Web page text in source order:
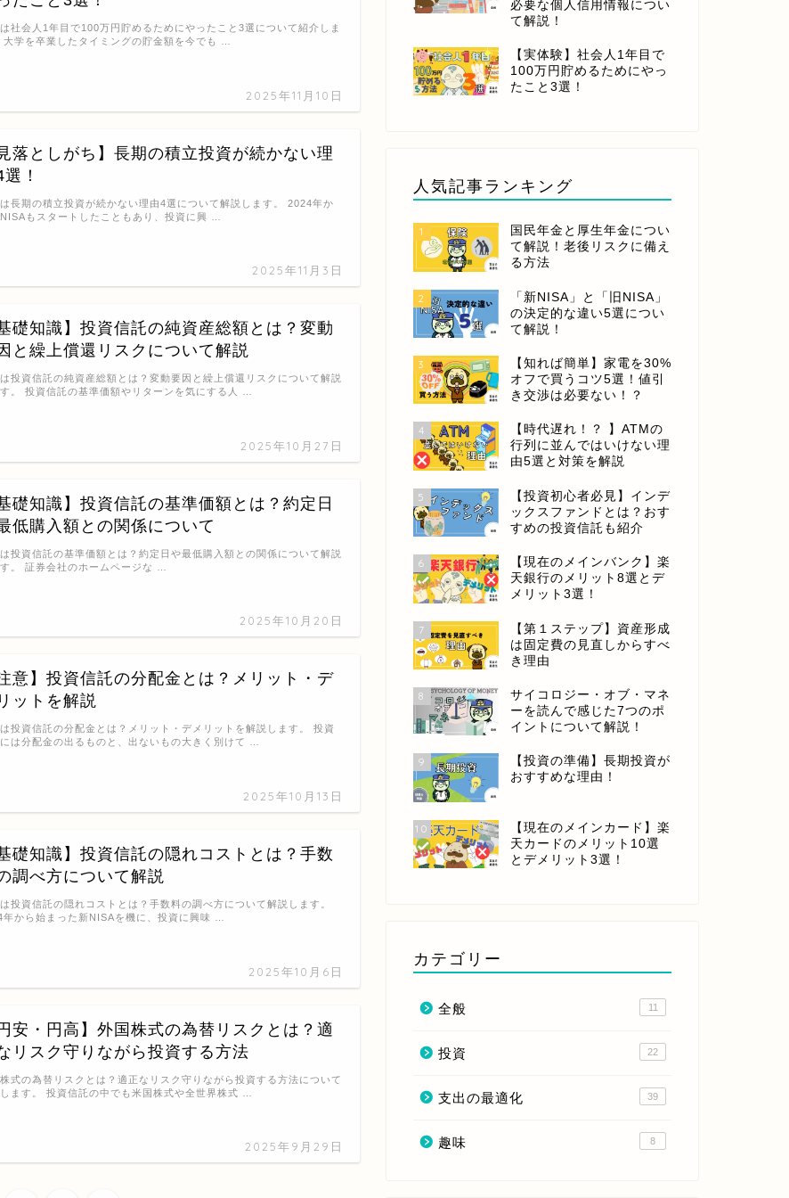
2025年11月10日
社会人1年目で100万円貯めるためにやったこと3選について紹介しま
大学を卒業したタイミングの貯金額を今でも …
見落としがち】長期の積立投資が続かない理
！
2025年11月3日
長期の積立投資が続かない理由4選について解説します。 2024年か
もスタートしたこともあり、投資に興 …
基礎知識】投資信託の純資産総額とは？変動
と繰上償還リスクについて解説
2025年10月27日
投資信託の純資産総額とは？変動要因と繰上償還リスクについて解説
。 投資信託の基準価額やリターンを気にする人 …
基礎知識】投資信託の基準価額とは？約定日
低購入額との関係について
2025年10月20日
投資信託の基準価額とは？約定日や最低購入額との関係について解説
。 証券会社のホームページな …
注意】投資信託の分配金とは？メリット・デ
ットを解説
2025年10月13日
投資信託の分配金とは？メリット・デメリットを解説します。 投資
は分配金の出るものと、出ないもの大きく別けて …
基礎知識】投資信託の隠れコストとは？手数
調べ方について解説
2025年10月6日
投資信託の隠れコストとは？手数料の調べ方について解説します。
年から始まった新NISAを機に、投資に興味 …
円安・円高】外国株式の為替リスクとは？適
リスク守りながら投資する方法
2025年9月29日
式の為替リスクとは？適正なリスク守りながら投資する方法について
ます。 投資信託の中でも米国株式や全世界株式 …
必要な個人信用情報につい
て解説！
【実体験】社会人1年目で
100万円貯めるためにやっ
たこと3選！
人気記事ランキング
1
国民年金と厚生年金につい
て解説！老後リスクに備え
る方法
2
「新NISA」と「旧NISA」
の決定的な違い5選につい
て解説！
3
【知れば簡単】家電を30%
オフで買うコツ5選！値引
き交渉は必要ない！？
4
【時代遅れ！？ 】ATMの
行列に並んではいけない理
由5選と対策を解説
5
【投資初心者必見】インデ
ックスファンドとは？おす
すめの投資信託も紹介
6
【現在のメインバンク】楽
天銀行のメリット8選とデ
メリット3選！
7
【第１ステップ】資産形成
は固定費の見直しからすべ
き理由
8
サイコロジー・オブ・マネ
ーを読んで感じた7つのポ
イントについて解説！
9
【投資の準備】長期投資が
おすすめな理由！
10
【現在のメインカード】楽
天カードのメリット10選
とデメリット3選！
カテゴリー
全般 11
投資 22
支出の最適化 39
趣味 8